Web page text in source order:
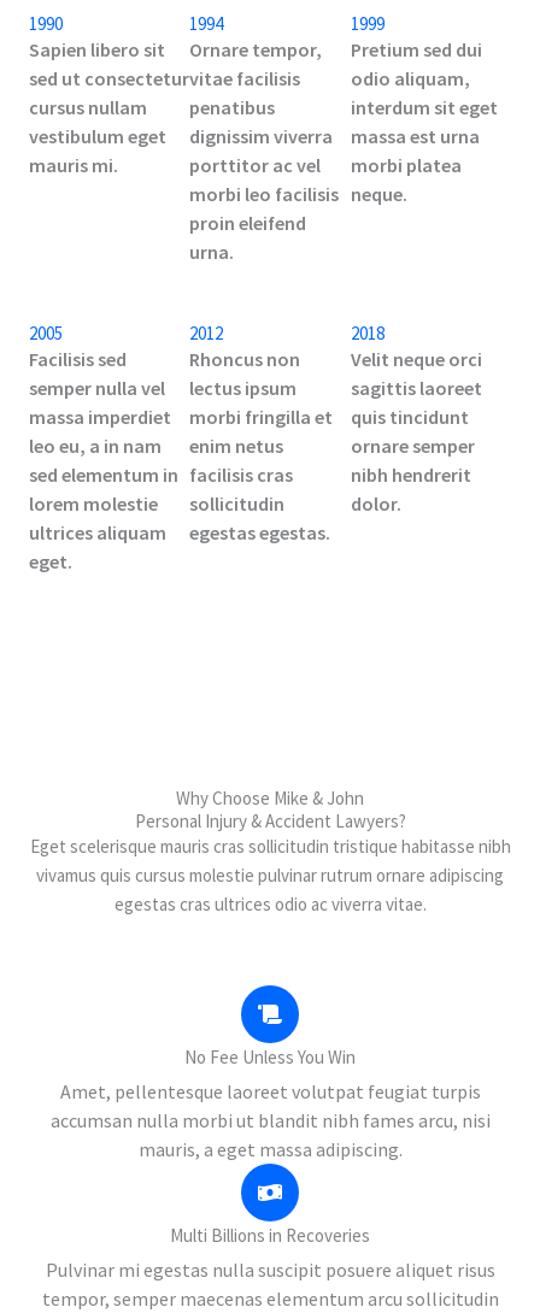
1990
Sapien libero sit
sed ut consectetur
cursus nullam
vestibulum eget
mauris mi.
1994
Ornare tempor,
vitae facilisis
penatibus
dignissim viverra
porttitor ac vel
morbi leo facilisis
proin eleifend
urna.
1999
Pretium sed dui
odio aliquam,
interdum sit eget
massa est urna
morbi platea
neque.
2005
Facilisis sed
semper nulla vel
massa imperdiet
leo eu, a in nam
sed elementum in
lorem molestie
ultrices aliquam
eget.
2012
Rhoncus non
lectus ipsum
morbi fringilla et
enim netus
facilisis cras
sollicitudin
egestas egestas.
2018
Velit neque orci
sagittis laoreet
quis tincidunt
ornare semper
nibh hendrerit
dolor.
Why Choose Mike & John
Personal Injury & Accident Lawyers?
Eget scelerisque mauris cras sollicitudin tristique habitasse nibh
vivamus quis cursus molestie pulvinar rutrum ornare adipiscing
egestas cras ultrices odio ac viverra vitae.
No Fee Unless You Win
Amet, pellentesque laoreet volutpat feugiat turpis
accumsan nulla morbi ut blandit nibh fames arcu, nisi
mauris, a eget massa adipiscing.
Multi Billions in Recoveries
Pulvinar mi egestas nulla suscipit posuere aliquet risus
tempor, semper maecenas elementum arcu sollicitudin